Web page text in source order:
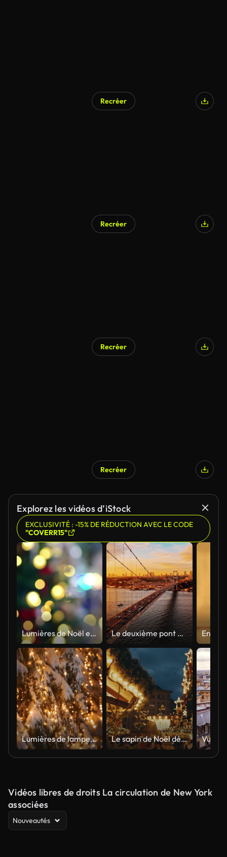
Recréer
Recréer
Recréer
Recréer
Explorez les vidéos d’iStock
EXCLUSIVITÉ : -15% DE RÉDUCTION AVEC LE CODE
"COVERR15"
Lumières de Noël et arrière-plans d’arbres de Noël Le deuxième pont du Bosphore et le quartier financier à l’heure dorée : embrasser des couleurs vibrantes au crépuscule près de l’emblématique pont Fatih Sultan Mehmet, #IstanbulVibes #FatihSultanMehmetBridge #BosphorusSunset #Cityscape
Lumières de lampe de garland sur des arbres de Noel. Illumination festive sur les sapins dans les rues le soir du Nouvel An. Nuit d'hiver. Branches d'épinette enneigées. Neige. Neige tombant. Panorama de droite et de gauche Le sapin de Noël décoré de guirlandes d’étoiles brille la nuit.
Vidéos libres de droits La circulation de New York
associées
Nouveautés